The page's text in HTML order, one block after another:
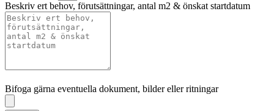
Beskriv ert behov, förutsättningar, antal m2 & önskat startdatum
Bifoga gärna eventuella dokument, bilder eller ritningar